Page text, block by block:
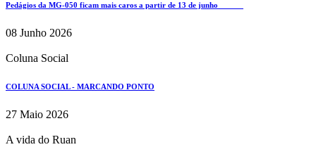
Pedágios da MG-050 ficam mais caros a partir de 13 de junho
08 Junho 2026
Coluna Social
COLUNA SOCIAL - MARCANDO PONTO
27 Maio 2026
A vida do Ruan